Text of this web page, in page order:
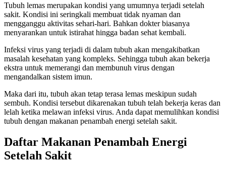
Tubuh lemas merupakan kondisi yang umumnya terjadi setelah
sakit. Kondisi ini seringkali membuat tidak nyaman dan
mengganggu aktivitas sehari-hari. Bahkan dokter biasanya
menyarankan untuk istirahat hingga badan sehat kembali.
Infeksi virus yang terjadi di dalam tubuh akan mengakibatkan
masalah kesehatan yang kompleks. Sehingga tubuh akan bekerja
ekstra untuk memerangi dan membunuh virus dengan
mengandalkan sistem imun.
Maka dari itu, tubuh akan tetap terasa lemas meskipun sudah
sembuh. Kondisi tersebut dikarenakan tubuh telah bekerja keras dan
lelah ketika melawan infeksi virus. Anda dapat memulihkan kondisi
tubuh dengan makanan penambah energi setelah sakit.
Daftar Makanan Penambah Energi
Setelah Sakit